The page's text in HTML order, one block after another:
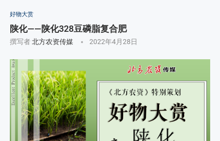
好物大赏
陕化——陕化328豆磷脂复合肥
撰写者北方农资传媒 2022年4月28日